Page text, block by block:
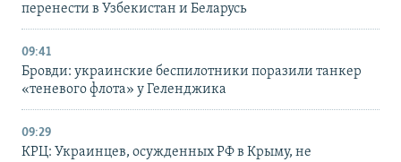
перенести в Узбекистан и Беларусь
09:41
Бровди: украинские беспилотники поразили танкер
«теневого флота» у Геленджика
09:29
КРЦ: Украинцев, осужденных РФ в Крыму, не